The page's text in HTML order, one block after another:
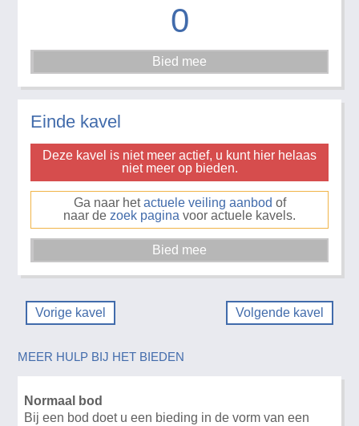
0
Einde kavel
Deze kavel is niet meer actief, u kunt hier helaas
niet meer op bieden.
Ga naar hetactuele veiling aanbod of
naar de zoek pagina voor actuele kavels.
Vorige kavel Volgende kavel
MEER HULP BIJ HET BIEDEN
Normaal bod
Bij een bod doet u een bieding in de vorm van een